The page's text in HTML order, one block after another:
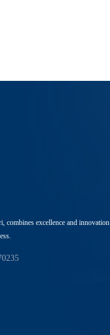
combines excellence and innovation